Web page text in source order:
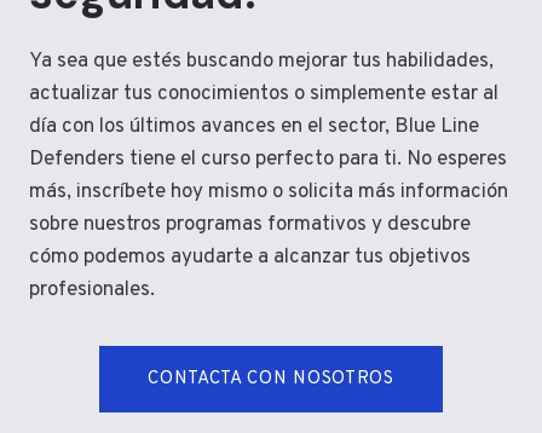
Ya sea que estés buscando mejorar tus habilidades,
actualizar tus conocimientos o simplemente estar al
día con los últimos avances en el sector, Blue Line
Defenders tiene el curso perfecto para ti. No esperes
más, inscríbete hoy mismo o solicita más información
sobre nuestros programas formativos y descubre
cómo podemos ayudarte a alcanzar tus objetivos
profesionales.
CONTACTA CON NOSOTROS